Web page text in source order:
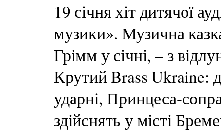
19 січня хіт дитячої
музики». Музична
Грімм у січні, – з
Крутий Brass Ukraine:
ударні, Принцеса-
здійснять у місті